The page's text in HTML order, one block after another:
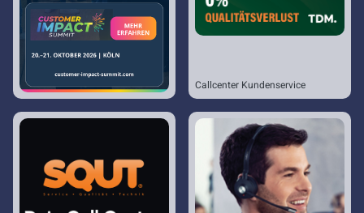
Callcenter Kundenservice